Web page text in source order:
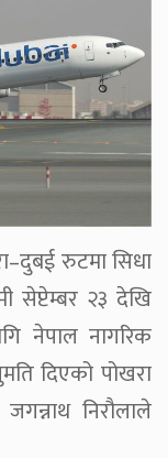
रुटमा सिधा
सेप्टेम्बर २३ देखि
नेपाल नागरिक
दिएको पोखरा
जगन्नाथ निरौलाले